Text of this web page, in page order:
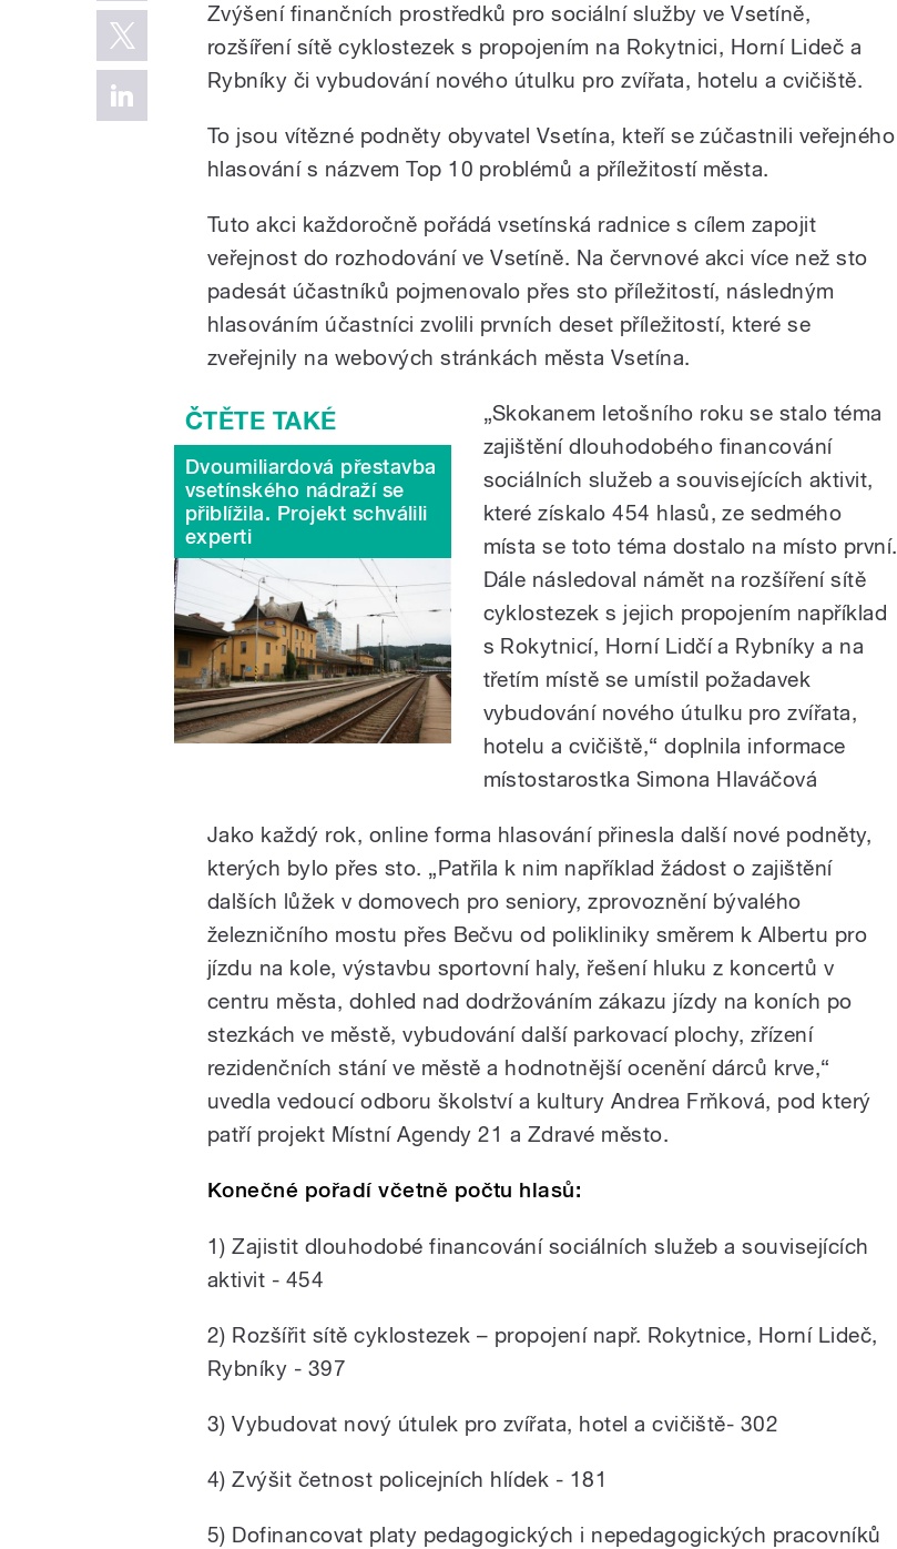
Zvýšení finančních prostředků pro sociální služby ve Vsetíně,
rozšíření sítě cyklostezek s propojením na Rokytnici, Horní Lideč a
Rybníky či vybudování nového útulku pro zvířata, hotelu a cvičiště.
To jsou vítězné podněty obyvatel Vsetína, kteří se zúčastnili veřejného
hlasování s názvem Top 10 problémů a příležitostí města.
Tuto akci každoročně pořádá vsetínská radnice s cílem zapojit
veřejnost do rozhodování ve Vsetíně. Na červnové akci více než sto
padesát účastníků pojmenovalo přes sto příležitostí, následným
hlasováním účastníci zvolili prvních deset příležitostí, které se
zveřejnily na webových stránkách města Vsetína.
Dvoumiliardová přestavba
vsetínského nádraží se
přiblížila. Projekt schválili
experti
„Skokanem letošního roku se stalo téma
zajištění dlouhodobého financování
sociálních služeb a souvisejících aktivit,
které získalo 454 hlasů, ze sedmého
místa se toto téma dostalo na místo první.
Dále následoval námět na rozšíření sítě
cyklostezek s jejich propojením například
s Rokytnicí, Horní Lidčí a Rybníky a na
třetím místě se umístil požadavek
vybudování nového útulku pro zvířata,
hotelu a cvičiště,“ doplnila informace
místostarostka Simona Hlaváčová
Jako každý rok, online forma hlasování přinesla další nové podněty,
kterých bylo přes sto. „Patřila k nim například žádost o zajištění
dalších lůžek v domovech pro seniory, zprovoznění bývalého
železničního mostu přes Bečvu od polikliniky směrem k Albertu pro
jízdu na kole, výstavbu sportovní haly, řešení hluku z koncertů v
centru města, dohled nad dodržováním zákazu jízdy na koních po
stezkách ve městě, vybudování další parkovací plochy, zřízení
rezidenčních stání ve městě a hodnotnější ocenění dárců krve,“
uvedla vedoucí odboru školství a kultury Andrea Frňková, pod který
patří projekt Místní Agendy 21 a Zdravé město.
Konečné pořadí včetně počtu hlasů:
1) Zajistit dlouhodobé financování sociálních služeb a souvisejících
aktivit - 454
2) Rozšířit sítě cyklostezek – propojení např. Rokytnice, Horní Lideč,
Rybníky - 397
3) Vybudovat nový útulek pro zvířata, hotel a cvičiště- 302
4) Zvýšit četnost policejních hlídek - 181
5) Dofinancovat platy pedagogických i nepedagogických pracovníků